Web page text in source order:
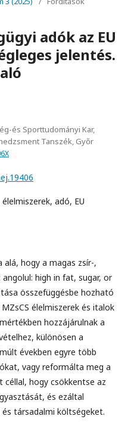
adók az EU
jelentés.
és Sporttudományi Kar,
Tanszék, Győr
adó, EU
hogy a magas zsír-,
high in fat, sugar, or
összefüggésbe hozható
élelmiszerek és italok
hozzájárulnak a
különösen a
években egyre több
vagy reformálta meg a
hogy csökkentse az
és ezáltal
társadalmi költségeket.